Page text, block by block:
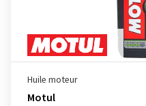
Huile moteur
Motul